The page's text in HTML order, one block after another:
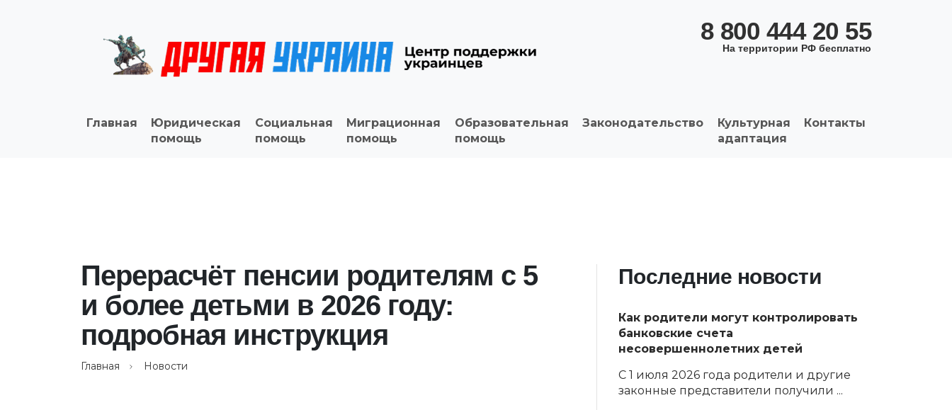
8 800 444 20 55
На территории РФ бесплатно
Главная
Юридическая
помощь
Социальная
помощь
Миграционная
помощь
Образовательная
помощь
Законодательство
Культурная
адаптация
Контакты
Перерасчёт пенсии родителям с 5
и более детьми в 2026 году:
подробная инструкция
Главная Новости
Последние новости
Как родители могут контролировать
банковские счета
несовершеннолетних детей
С 1 июля 2026 года родители и другие
законные представители получили ...